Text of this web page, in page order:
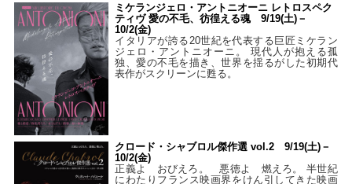
ミケランジェロ・アントニオーニ レトロスペク
ティヴ 愛の不毛、彷徨える魂 9/19(土)－
10/2(金)
イタリアが誇る20世紀を代表する巨匠ミケラン
ジェロ・アントニオーニ。 現代人が抱える孤
独、愛の不毛を描き、世界を揺るがした初期代
表作がスクリーンに甦る。
クロード・シャブロル傑作選 vol.2 9/19(土)－
10/2(金)
正義よ おびえろ。 悪徳よ 燃えろ。 半世紀
にわたりフランス映画界をけん引してきた映画